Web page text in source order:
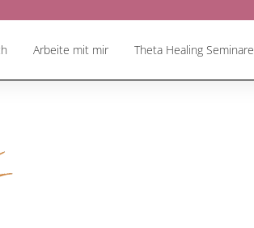
Arbeite mit mir Theta Healing Seminare